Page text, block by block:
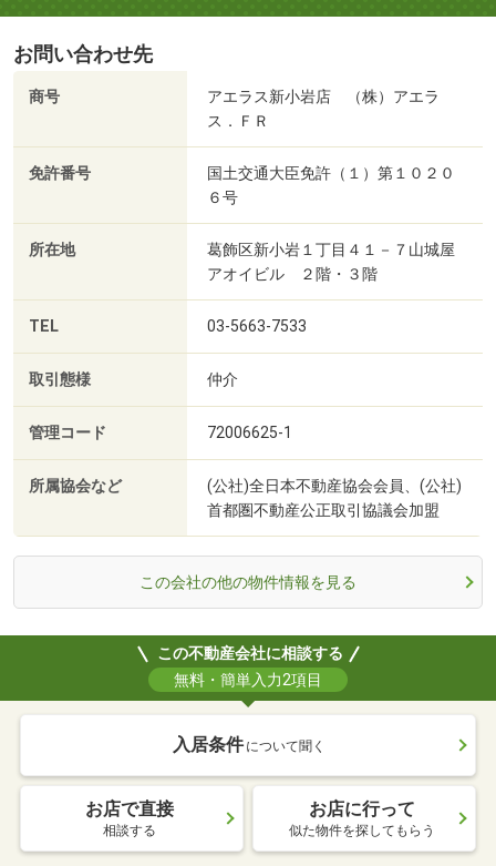
お問い合わせ先
商号
アエラス新小岩店 （株）アエラ
ス．ＦＲ
免許番号
国土交通大臣免許（１）第１０２０
６号
所在地
葛飾区新小岩１丁目４１－７山城屋
アオイビル ２階・３階
TEL 03-5663-7533
取引態様 仲介
管理コード 72006625-1
所属協会など
(公社)全日本不動産協会会員、(公社)
首都圏不動産公正取引協議会加盟
この会社の他の物件情報を見る
この不動産会社に相談する
無料・簡単入力2項目
入居条件 について聞く
お店で直接
相談する
お店に行って
似た物件を探してもらう